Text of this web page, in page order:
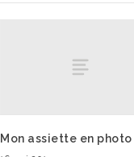
Mon assiette en photo